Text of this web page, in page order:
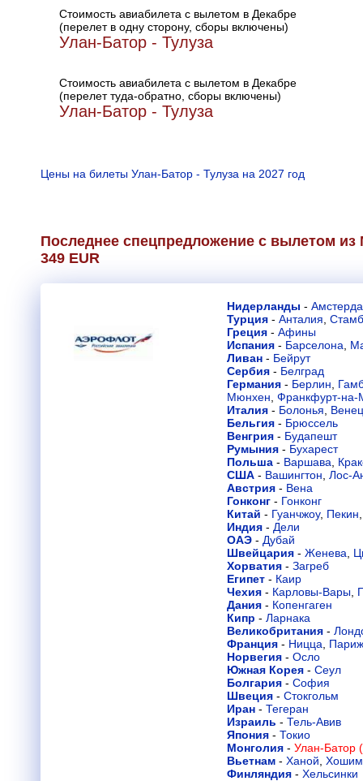
Стоимость авиабилета с вылетом в Декабре
(перелет в одну сторону, сборы включены)
Улан-Батор - Тулуза
Стоимость авиабилета с вылетом в Декабре
(перелет туда-обратно, сборы включены)
Улан-Батор - Тулуза
Цены на билеты Улан-Батор - Тулуза на 2027 год
Последнее спецпредложение с вылетом
349 EUR
Нидерланды -
Турция - Анталия
Греция - Афины
Испания - Барселона
Ливан - Бейрут
Сербия - Белград
Германия - Берлин
Мюнхен Франкфурт-на-
Италия - Болонья
Бельгия - Брюссель
Венгрия - Будапешт
Румыния - Бухарест
Польша - Варшава
США - Вашингтон Лос-
Австрия - Вена
Гонконг - Гонконг
Китай - Гуанчжоу, Пекин
Индия - Дели
ОАЭ - Дубай
Швейцария - Женева
Хорватия - Загреб
Египет - Каир
Чехия - Карловы-Вары
Дания - Копенгаген
Кипр - Ларнака
Великобритания -
Франция - Ницца
Париж
Норвегия - Осло
Южная Корея - Сеул
Болгария - София
Швеция - Стокгольм
Иран - Тегеран
Израиль - Тель-Авив
Япония - Токио
Монголия - Улан-Батор
Вьетнам - Ханой
Финляндия - Хельсинки